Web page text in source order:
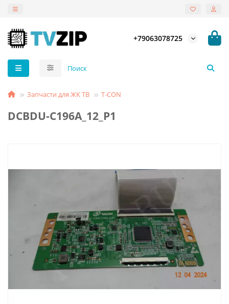
+79063078725
Запчасти для ЖК ТВ T-СON
DCBDU-C196A_12_P1